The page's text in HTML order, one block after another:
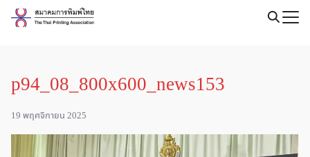
Skip
p94_08_800x600_news153
19 พฤศจิกายน 2025